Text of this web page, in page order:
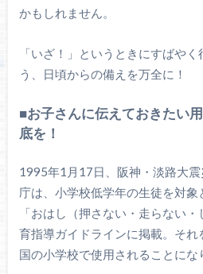
かもしれません。
「いざ！」というときにすばや
う、日頃からの備えを万全に！
■お子さんに伝えておきたい
底を！
1995年1月17日、阪神・淡路大
庁は、小学校低学年の生徒を対
「おはし（押さない・走らない
育指導ガイドラインに掲載。そ
国の小学校で使用されることにな